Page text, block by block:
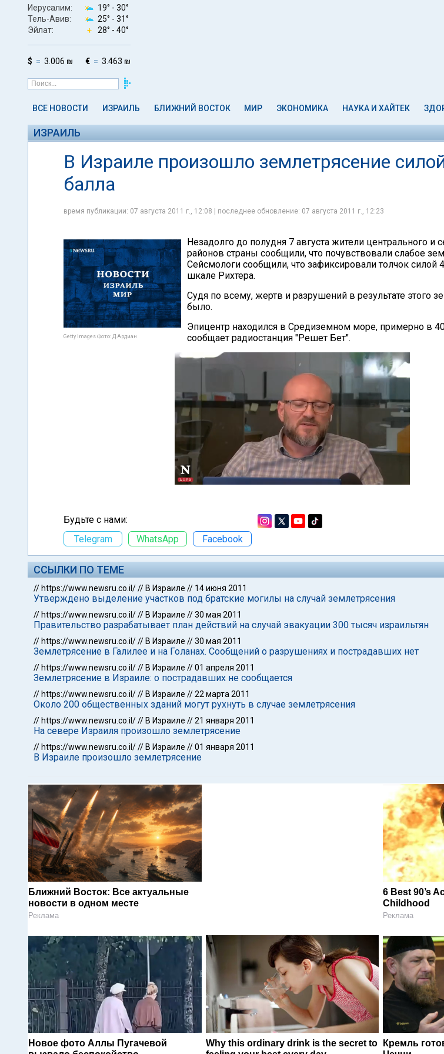
Иерусалим: 19° - 30°
Тель-Авив:
25° - 31°
Эйлат:
28° - 40°
$ 3.006 ₪ € 3.463 ₪
ВСЕ НОВОСТИ ИЗРАИЛЬ БЛИЖНИЙ ВОСТОК МИР ЭКОНОМИКА НАУКА И ХАЙТЕК
ИЗРАИЛЬ
В Израиле произошло землетрясение
балла
время публикации: 07 августа 2011 г., 12:08 | последнее обновление: 07 августа 2011 г., 12:23
Getty Images Фото: Д.Ардиан
Незадолго до полудня 7 августа жители центрального и
районов страны сообщили, что почувствовали слабое
Сейсмологи сообщили, что зафиксировали толчок силой
шкале Рихтера.
Судя по всему, жертв и разрушений в результате этого
было.
Эпицентр находился в Средиземном море, примерно в
сообщает радиостанция "Решет Бет".
Будьте с нами:
Telegram
WhatsApp Facebook
ССЫЛКИ ПО ТЕМЕ
// https://www.newsru.co.il/// В Израиле // 14 июня 2011
Утверждено выделение участков под братские могилы на случай землетрясения
// https://www.newsru.co.il/// В Израиле //30 мая 2011
Правительство разрабатывает план действий на случай эвакуации 300 тысяч израильтян
// https://www.newsru.co.il/// В Израиле //30 мая 2011
Землетрясение в Галилее и на Голанах. Сообщений о разрушениях и пострадавших нет
// https://www.newsru.co.il/// В Израиле //01 апреля 2011
Землетрясение в Израиле: о пострадавших не сообщается
// https://www.newsru.co.il/// В Израиле //22 марта 2011
Около 200 общественных зданий могут рухнуть в случае землетрясения
// https://www.newsru.co.il/// В Израиле //21 января 2011
На севере Израиля произошло землетрясение
// https://www.newsru.co.il/// В Израиле //01 января 2011
В Израиле произошло землетрясение
Ближний Восток: Все актуальные
новости в одном месте
Реклама
6 Best 90’s
Childhood
Реклама
Новое фото Аллы Пугачевой
Why this ordinary drink is the secret to
Кремль